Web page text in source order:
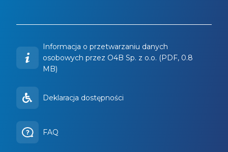
Informacja o przetwarzaniu danych
osobowych przez O4B Sp. z o.o. (PDF, 0.8
MB)
Deklaracja dostępności
FAQ